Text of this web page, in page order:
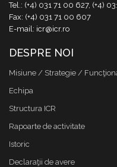
Tel.: (+4) 031 71 00 627, (+4)
Fax: (+4) 031 71 00 607
E-mail: icr@icr.ro
DESPRE NOI
Misiune / Strategie /
Echipa
Structura ICR
Rapoarte de activitate
Istoric
Declaraţii de avere